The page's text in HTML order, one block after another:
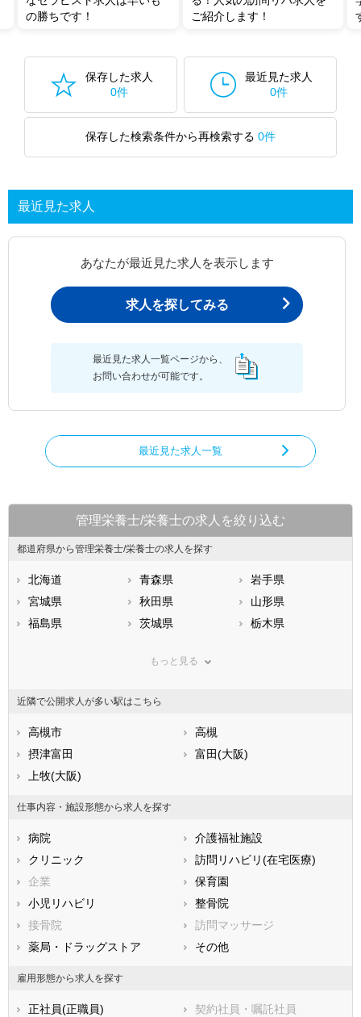
の勝ちです！
ご紹介します！
保存した求人
0件
最近見た求人
0件
保存した検索条件から再検索する 0件
最近見た求人
あなたが最近見た求人を表示します
求人を探してみる
最近見た求人一覧ページから、
お問い合わせが可能です。
最近見た求人一覧
管理栄養士/栄養士の求人を絞り込む
都道府県から管理栄養士/栄養士の求人を探す
北海道 青森県
岩手県
宮城県
秋田県
山形県
福島県
茨城県
栃木県
神奈川県
石川県
福井県
静岡県
滋賀県
兵庫県
香川県
高知県
福岡県
長崎県
熊本県
鹿児島県
もっと見る
近隣で公開求人が多い駅はこちら
高槻市
高槻
摂津富田
富田(大阪)
上牧(大阪)
仕事内容・施設形態から求人を探す
病院
介護福祉施設
クリニック
訪問リハビリ(在宅医療)
企業
保育園
小児リハビリ
整骨院
接骨院
訪問マッサージ
薬局・ドラッグストア
その他
雇用形態から求人を探す
正社員(正職員)
契約社員・嘱託社員